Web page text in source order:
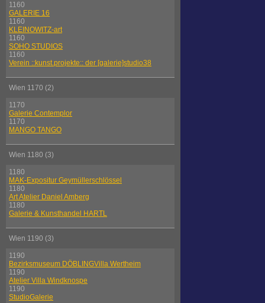
1160
GALERIE 16
1160
KLEINOWITZ-art
1160
SOHO STUDIOS
1160
Verein ::kunst.projekte:: der [galerie]studio38
Wien 1170 (2)
1170
Galerie Contemplor
1170
MANGO TANGO
Wien 1180 (3)
1180
MAK-Expositur Geymüllerschlössel
1180
Art Atelier Daniel Amberg
1180
Galerie & Kunsthandel HARTL
Wien 1190 (3)
1190
Bezirksmuseum DÖBLINGVilla Wertheim
1190
Atelier Villa Windknospe
1190
StudioGalerie